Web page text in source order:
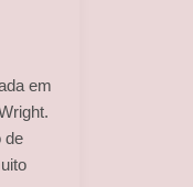
em
de